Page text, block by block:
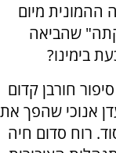
מיום
שהביאה
בימינו?
חורבן קדום
אנוכי שהפך את
רוח סדום חיה